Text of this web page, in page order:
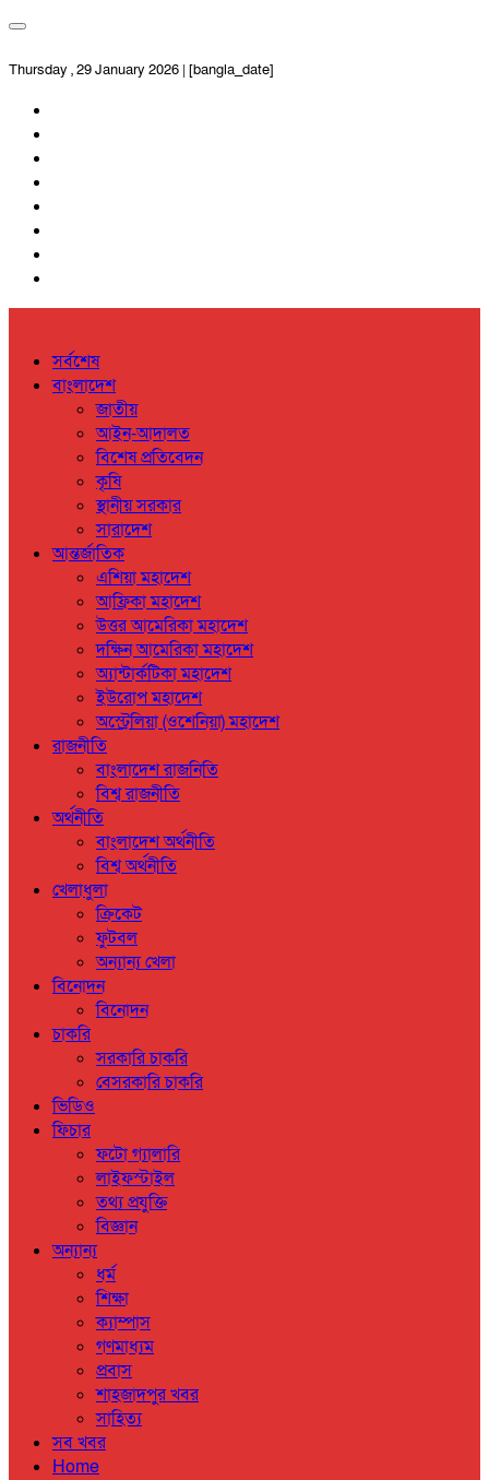
Thursday , 29 January 2026 | [bangla_date]
সর্বশেষ
বাংলাদেশ
জাতীয়
আইন-আদালত
বিশেষ প্রতিবেদন
কৃষি
স্থানীয় সরকার
সারাদেশ
আন্তর্জাতিক
এশিয়া মহাদেশ
আফ্রিকা মহাদেশ
উত্তর আমেরিকা মহাদেশ
দক্ষিন আমেরিকা মহাদেশ
অ্যান্টার্কটিকা মহাদেশ
ইউরোপ মহাদেশ
অস্ট্রেলিয়া (ওশেনিয়া) মহাদেশ
রাজনীতি
বাংলাদেশ রাজনিতি
বিশ্ব রাজনীতি
অর্থনীতি
বাংলাদেশ অর্থনীতি
বিশ্ব অর্থনীতি
খেলাধুলা
ক্রিকেট
ফুটবল
অন্যান্য খেলা
বিনোদন
বিনোদন
চাকরি
সরকারি চাকরি
বেসরকারি চাকরি
ভিডিও
ফিচার
ফটো গ্যালারি
লাইফস্টাইল
তথ্য প্রযুক্তি
বিজ্ঞান
অন্যান্য
ধর্ম
শিক্ষা
ক্যাম্পাস
গণমাধ্যম
প্রবাস
শাহজাদপুর খবর
সাহিত্য
সব খবর
Home